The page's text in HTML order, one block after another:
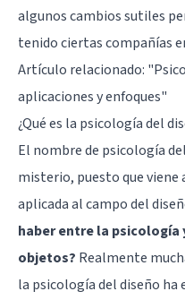
algunos cambios sutiles
tenido ciertas compañías
Artículo relacionado:
aplicaciones y enfoques"
¿Qué es la psicología del
El nombre de psicología
misterio, puesto que viene
aplicada al campo del
haber entre la psicología
objetos? Realmente
la psicología del diseño